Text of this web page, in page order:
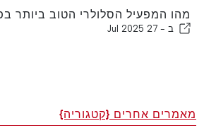
מהו המפעיל הסלולרי הטוב ביותר
ב - 27 Jul 2025
מאמרים אחרים {קטגוריה}